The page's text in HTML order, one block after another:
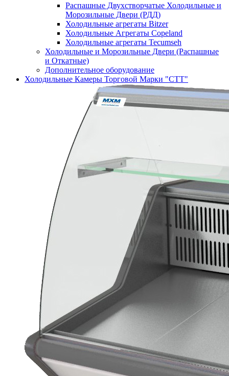
Распашные Двухстворчатые Холодильные и
Морозильные Двери (РДД)
Холодильные агрегаты Bitzer
Холодильные Агрегаты Copeland
Холодильные агрегаты Tecumseh
Холодильные и Морозильные Двери (Распашные
и Откатные)
Дополнительное оборудование
Холодильные Камеры Торговой Марки "СТТ"